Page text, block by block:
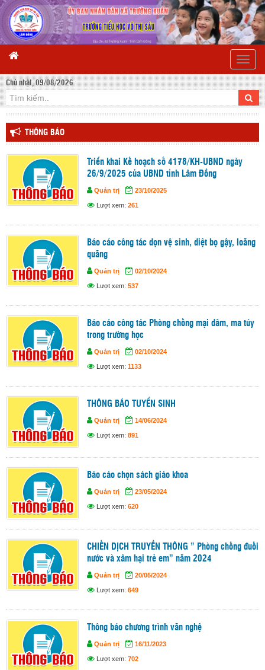
Toggle
Chủ nhật, 09/08/2026
THÔNG BÁO
Triển khai Kế hoạch số 4178/KH-UBND ngày
26/9/2025 của UBND tỉnh Lâm Đồng
Quản trị 23/10/2025
Lượt xem: 261
Báo cáo công tác dọn vệ sinh, diệt bọ gậy, loăng
quăng
Quản trị 02/10/2024
Lượt xem: 537
Báo cáo công tác Phòng chống mại dâm, ma túy
trong trường học
Quản trị 02/10/2024
Lượt xem: 1133
THÔNG BÁO TUYỂN SINH
Quản trị 14/06/2024
Lượt xem: 891
Báo cáo chọn sách giáo khoa
Quản trị 23/05/2024
Lượt xem: 620
CHIẾN DỊCH TRUYỀN THÔNG ” Phòng chống đuối
nước và xâm hại trẻ em” năm 2024
Quản trị 20/05/2024
Lượt xem: 649
Thông báo chương trình văn nghệ
Quản trị 16/11/2023
Lượt xem: 702